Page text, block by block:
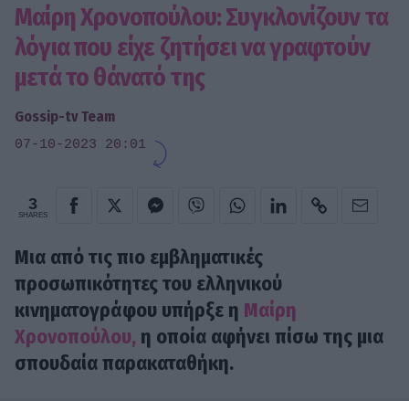
Μαίρη Χρονοπούλου: Συγκλονίζουν τα
λόγια που είχε ζητήσει να γραφτούν
μετά το θάνατό της
Gossip-tv Team
07-10-2023 20:01
3
SHARES
Μια από τις πιο εμβληματικές
προσωπικότητες του ελληνικού
κινηματογράφου υπήρξε η Μαίρη
Χρονοπούλου, η οποία αφήνει πίσω της μια
σπουδαία παρακαταθήκη.